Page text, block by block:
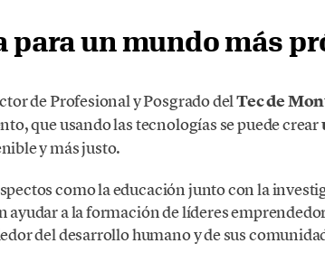
para un mundo más
de Profesional y Posgrado delTec de
que usando las tecnologías se puede crear
y más justo.
como la educación junto con la
ayudar a la formación de líderes
del desarrollo humano y de sus